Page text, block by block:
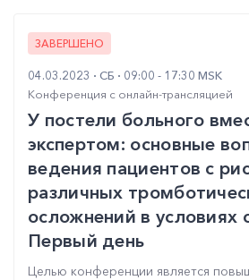
ЗАВЕРШЕНО
04.03.2023 СБ 09:00 - 17:30 MSK
Конференция с онлайн-трансляцией
У постели больного
экспертом: основные
ведения пациентов с
различных
осложнений в условиях
Первый день
Целью конференции является